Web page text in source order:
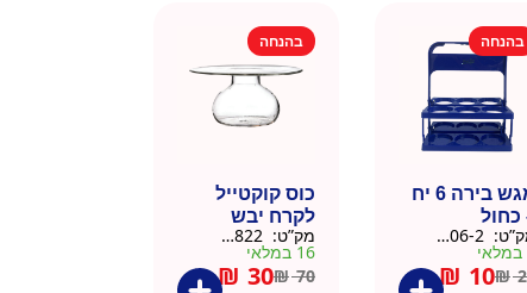
בהנחה
מגש בירה 6 יח
כחול
₪
₪ 10
בהנחה
כוס קוקטייל
לקרח יבש
צלוחית 450 מל
מק”ט:
16 במלאי
₪70
₪ 30